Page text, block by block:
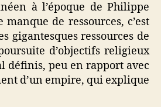
à l’époque de Philippe
de ressources, c’est
gigantesques ressources de
d’objectifs religieux
définis, peu en rapport avec
d’un empire, qui explique